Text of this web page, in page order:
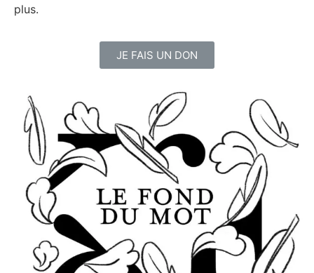
plus.
JE FAIS UN DON